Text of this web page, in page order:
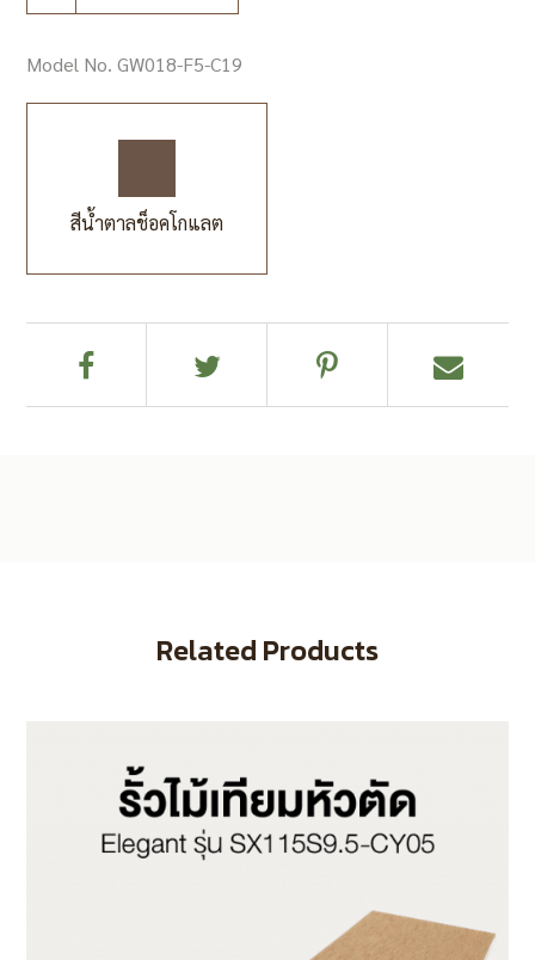
Model No. GW018-F5-C19
สีน้ำตาลช็อคโกแลต
Related Products